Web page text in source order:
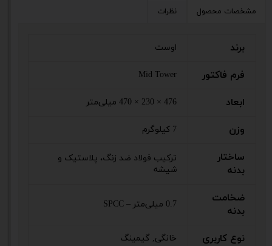
مشخصات محصول نظرات
برند اوست
فرم فاکتور Mid Tower
ابعاد 476 × 230 × 470 میلی‌متر
وزن 7 کیلوگرم
ساختار
بدنه
ترکیب فولاد ضد زنگ، پلاستیک و
شیشه
ضخامت
بدنه
0.7 میلی‌متر – SPCC
نوع کاربری خانگی, گیمینگ